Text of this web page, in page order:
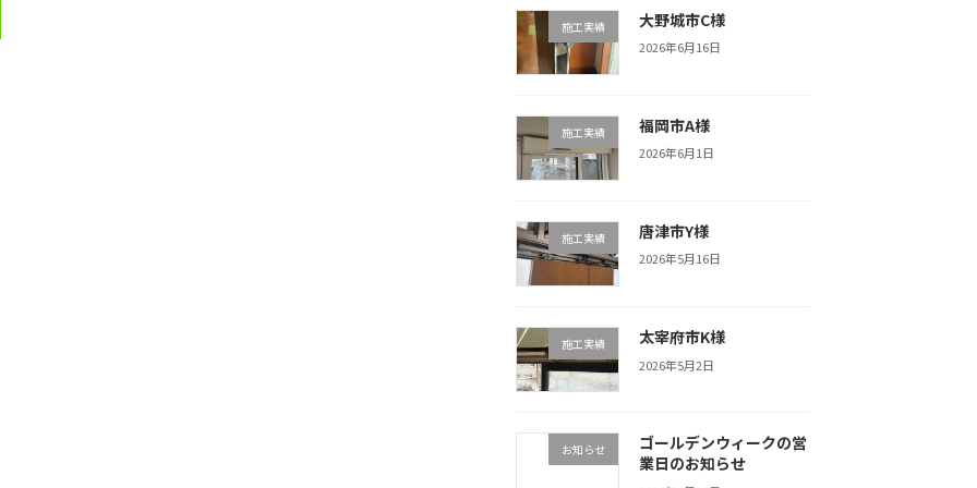
施工実績 大野城市C様
2026年6月16日
施工実績 福岡市A様
2026年6月1日
施工実績 唐津市Y様
2026年5月16日
施工実績 太宰府市K様
2026年5月2日
お知らせ
ゴールデンウィークの営
業日のお知らせ